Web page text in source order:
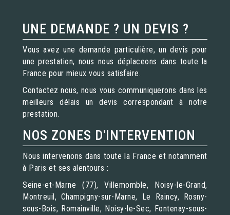
UNE DEMANDE ? UN DEVIS ?
Vous avez une demande particulière, un devis pour
une prestation, nous nous déplaceons dans toute la
France pour mieux vous satisfaire.
Contactez nous, nous vous communiquerons dans les
meilleurs délais un devis correspondant à notre
prestation.
NOS ZONES D'INTERVENTION
Nous intervenons dans toute la France et notamment
à Paris et ses alentours :
Seine-et-Marne (77), Villemomble, Noisy-le-Grand,
Montreuil, Champigny-sur-Marne, Le Raincy, Rosny-
sous-Bois, Romainville, Noisy-le-Sec, Fontenay-sous-